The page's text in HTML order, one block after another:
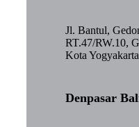
Jl. Bantul,
RT.47/RW.10,
Kota
Denpasar